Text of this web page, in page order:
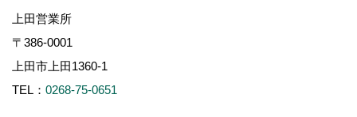
上田営業所
〒386-0001
上田市上田1360-1
TEL： 0268-75-0651